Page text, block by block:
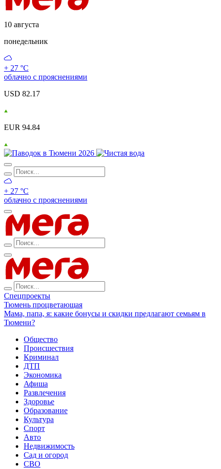
10 августа
понедельник
+ 27 °С
облачно с прояснениями
USD 82.17
EUR 94.84
+ 27 °С
облачно с прояснениями
Спецпроекты
Тюмень процветающая
Мама, папа, я: какие бонусы и скидки предлагают семьям в
Тюмени?
Общество
Происшествия
Криминал
ДТП
Экономика
Афиша
Развлечения
Здоровье
Образование
Культура
Спорт
Авто
Недвижимость
Сад и огород
СВО